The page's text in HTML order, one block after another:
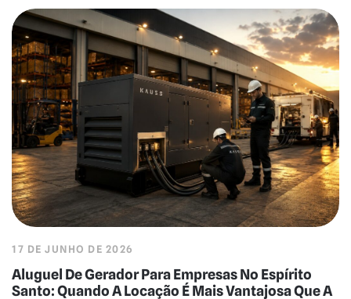
17 DE JUNHO DE 2026
Aluguel De Gerador Para Empresas No Espírito
Santo: Quando A Locação É Mais Vantajosa Que A